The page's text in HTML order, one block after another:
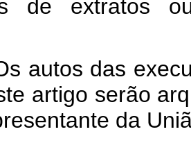
de extratos
das
artigo serão
da